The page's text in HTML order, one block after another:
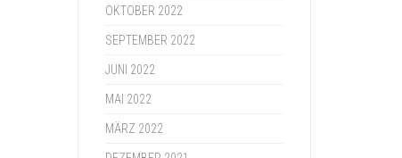
OKTOBER 2022
SEPTEMBER 2022
JUNI 2022
MAI 2022
MÄRZ 2022